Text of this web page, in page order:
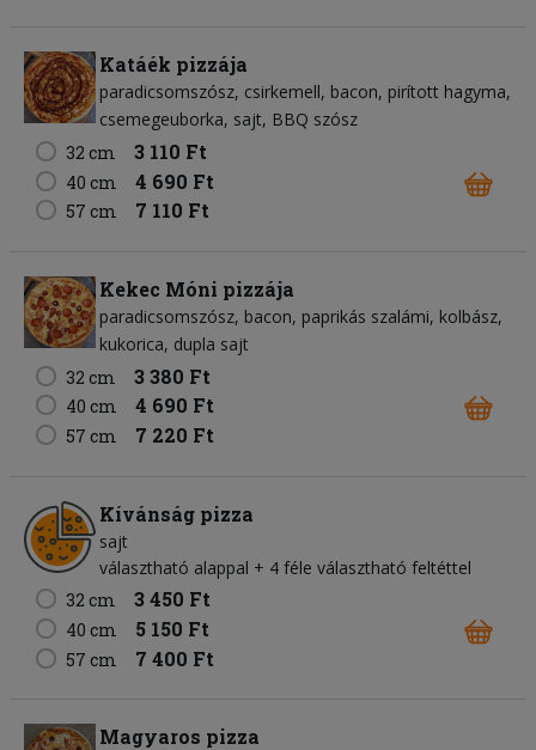
Katáék pizzája
paradicsomszósz csirkemell bacon pirított hagyma
csemegeuborka sajt BBQ szósz
32 cm
3 110 Ft
40 cm 4 690 Ft
57 cm 7 110 Ft
Kekec Móni pizzája
paradicsomszósz bacon paprikás szalámi kolbász
kukorica dupla sajt
32 cm
3 380 Ft
40 cm 4 690 Ft
57 cm 7 220 Ft
Kívánság pizza
sajt
választható alappal + 4 féle választható feltéttel
32 cm
3 450 Ft
40 cm 5 150 Ft
57 cm 7 400 Ft
Magyaros pizza